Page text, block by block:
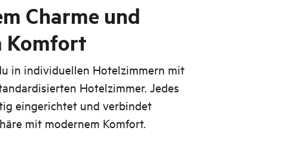
Charme und
Komfort
in individuellen Hotelzimmern mit
Hotelzimmer. Jedes
eingerichtet und verbindet
mit modernem Komfort.